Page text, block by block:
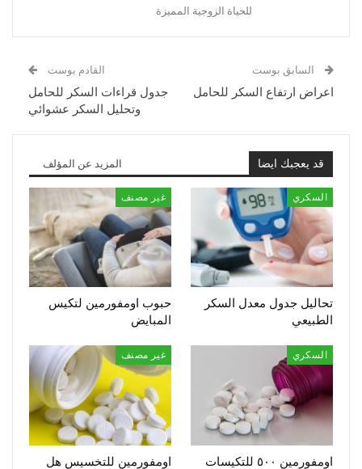
للحياة الزوجية المميزة
السابق بوست
اعراض ارتفاع السكر للحامل
القادم بوست
جدول قراءات السكر للحامل
وتحليل السكر عشوائي
قد يعجبك ايضا المزيد عن المؤلف
السكري
تحاليل جدول معدل السكر
الطبيعي
غير مصنف
حبوب اومفورمين لتكيس
المبايض
السكري
اومفورمين ٥٠٠ للتكيسات
غير مصنف
اومفورمين للتخسيس هل